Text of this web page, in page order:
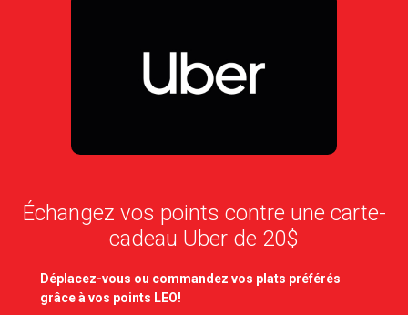
Échangez vos points contre une carte-
cadeau Uber de 20$
Déplacez-vous ou commandez vos plats préférés
grâce à vos points LEO!